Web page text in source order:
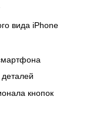
вида iPhone
кнопок